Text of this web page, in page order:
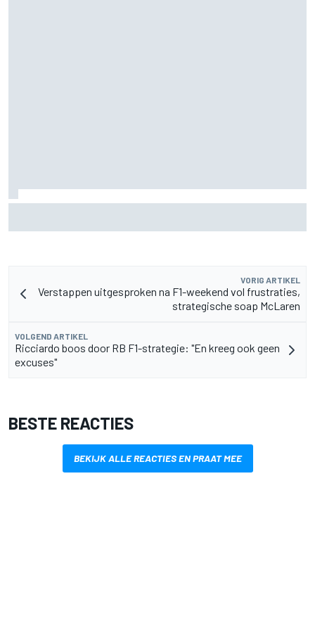
VORIG ARTIKEL
Verstappen uitgesproken na F1-weekend vol frustraties,
strategische soap McLaren
VOLGEND ARTIKEL
Ricciardo boos door RB F1-strategie: "En kreeg ook geen
excuses"
BESTE REACTIES
BEKIJK ALLE REACTIES EN PRAAT MEE